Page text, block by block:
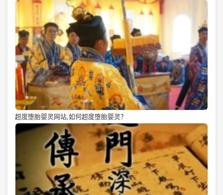
超度堕胎婴灵网站,如何超度堕胎婴灵？